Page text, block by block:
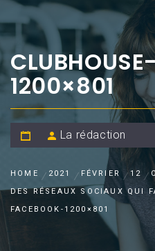
1200×801
La rédaction
HOME 2021 FÉVRIER 12
DES RÉSEAUX SOCIAUX QUI
FACEBOOK-1200×801